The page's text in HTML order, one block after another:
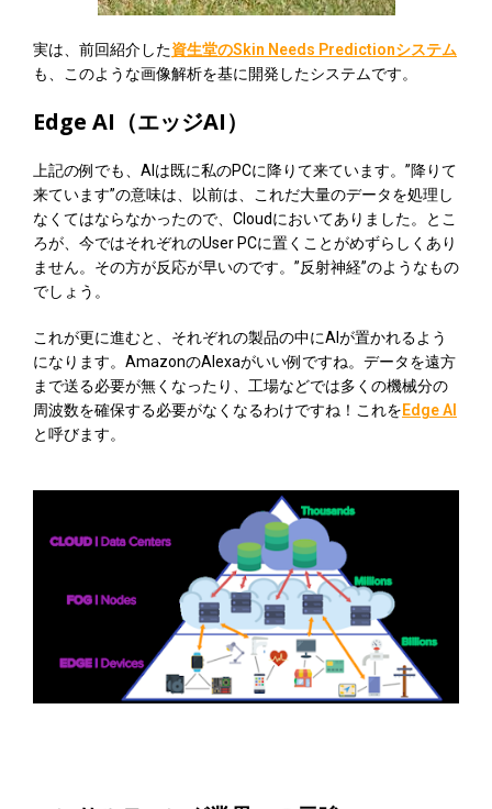
実は、前回紹介した資生堂のSkin Needs Predictionシステム
も、このような画像解析を基に開発したシステムです。
Edge AI（エッジAI）
上記の例でも、AIは既に私のPCに降りて来ています。”降りて
来ています”の意味は、以前は、これだ大量のデータを処理し
なくてはならなかったので、Cloudにおいてありました。とこ
ろが、今ではそれぞれのUser PCに置くことがめずらしくあり
ません。その方が反応が早いのです。”反射神経”のようなもの
でしょう。
これが更に進むと、それぞれの製品の中にAIが置かれるよう
になります。AmazonのAlexaがいい例ですね。データを遠方
まで送る必要が無くなったり、工場などでは多くの機械分の
周波数を確保する必要がなくなるわけですね！これをEdge AI
と呼びます。